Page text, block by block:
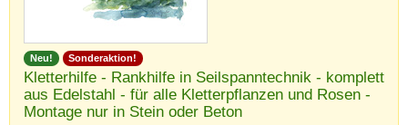
Neu! Sonderaktion!
Kletterhilfe - Rankhilfe in Seilspanntechnik - komplett
aus Edelstahl - für alle Kletterpflanzen und Rosen -
Montage nur in Stein oder Beton